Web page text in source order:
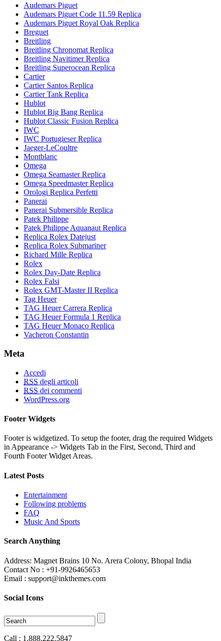
Audemars Piguet
Audemars Piguet Code 11.59 Replica
Audemars Piguet Royal Oak Replica
Breguet
Breitling
Breitling Chronomat Replica
Breitling Navitimer Replica
Breitling Superocean Replica
Cartier
Cartier Santos Replica
Cartier Tank Replica
Hublot
Hublot Big Bang Replica
Hublot Classic Fusion Replica
IWC
IWC Portugieser Replica
Jaeger-LeCoultre
Montblanc
Omega
Omega Seamaster Replica
Omega Speedmaster Replica
Orologi Replica Perfetti
Panerai
Panerai Submersible Replica
Patek Philippe
Patek Philippe Aquanaut Replica
Replica Rolex Datejust
Replica Rolex Submariner
Richard Mille Replica
Rolex
Rolex Day-Date Replica
Rolex Falsi
Rolex GMT-Master II Replica
Tag Heuer
TAG Heuer Carrera Replica
TAG Heuer Formula 1 Replica
TAG Heuer Monaco Replica
Vacheron Constantin
Meta
Accedi
RSS degli articoli
RSS dei commenti
WordPress.org
Footer Widgets
Footer is widgetized. To setup the footer, drag the required Widgets
in Appearance -> Widgets Tab in the First, Second, Third and
Fourth Footer Widget Areas.
Latest Posts
Entertainment
Following problems
FAQ
Music And Sports
Search Anything
Address: Magnet Brains 10 No. Arera Colony, Bhopal India
Contact No : +91-9926465653
Email : support@inkthemes.com
Social Icons
Call : 1.888.222.5847